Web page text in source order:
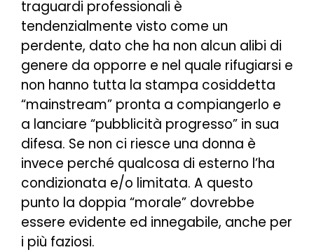
traguardi professionali è
tendenzialmente visto come un
perdente, dato che ha non alcun alibi di
genere da opporre e nel quale rifugiarsi e
non hanno tutta la stampa cosiddetta
“mainstream” pronta a compiangerlo e
a lanciare “pubblicità progresso” in sua
difesa. Se non ci riesce una donna è
invece perché qualcosa di esterno l’ha
condizionata e/o limitata. A questo
punto la doppia “morale” dovrebbe
essere evidente ed innegabile, anche per
i più faziosi.